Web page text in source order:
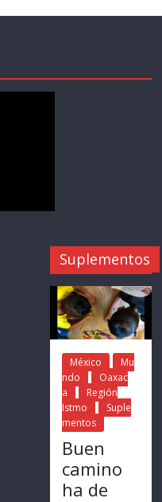
Suplementos
México
Mu
ndo
Oaxac
a
Región
Istmo
Suple
mentos
Buen
camino
ha de